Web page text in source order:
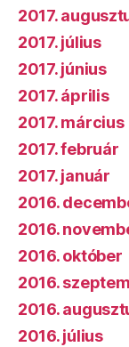
2017.
2017. július
2017. június
2017. április
2017. március
2017. február
2017. január
2016.
2016.
2016. október
2016.
2016.
2016. július